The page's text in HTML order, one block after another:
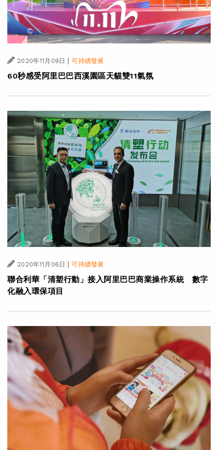
2020年11月09日 | 可持續發展
60秒感受阿里巴巴西溪園區天貓雙11氣氛
2020年11月06日 | 可持續發展
聯合利華「清塑行動」接入阿里巴巴商業操作系統 數字
化融入環保項目